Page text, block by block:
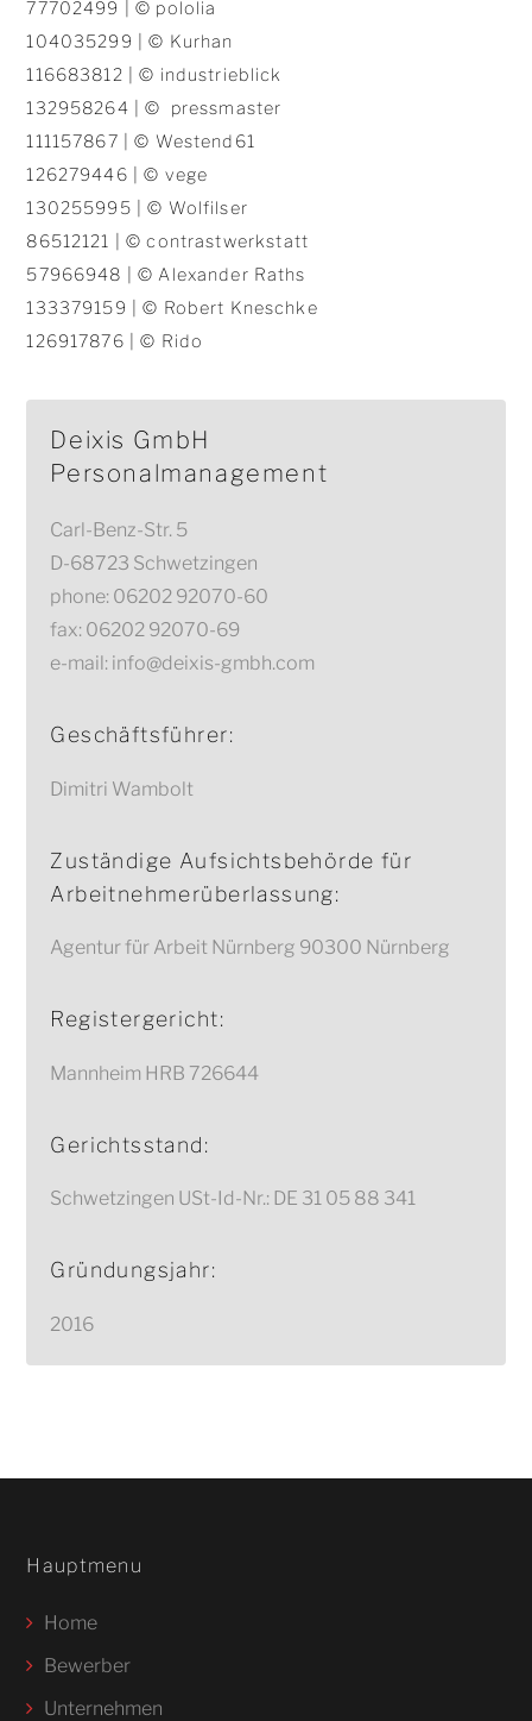
77702499 | © pololia
104035299 | © Kurhan
116683812 | © industrieblick
132958264 | © pressmaster
111157867 | © Westend61
126279446 | © vege
130255995 | © Wolfilser
86512121 |© contrastwerkstatt
57966948 | © Alexander Raths
133379159 | © Robert Kneschke
126917876 | © Rido
Deixis GmbH
Personalmanagement
Carl-Benz-Str. 5
D-68723 Schwetzingen
phone: 06202 92070-60
fax: 06202 92070-69
e-mail: info@deixis-gmbh.com
Geschäftsführer:
Dimitri Wambolt
Zuständige Aufsichtsbehörde für
Arbeitnehmerüberlassung:
Agentur für Arbeit Nürnberg 90300 Nürnberg
Registergericht:
Mannheim HRB 726644
Gerichtsstand:
Schwetzingen USt-Id-Nr.: DE 31 05 88 341
Gründungsjahr:
2016
Hauptmenu
Home
Bewerber
Unternehmen